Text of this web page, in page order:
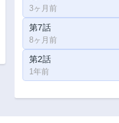
3ヶ月前
第7話
8ヶ月前
第2話
1年前